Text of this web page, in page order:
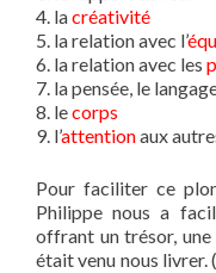
4. lacréativité
5. la relation avec l’
6. la relation avec les
7. la pensée, le
8. lecorps
9. l’attentionaux
Pour faciliter ce
Philippe nous a
offrant un trésor, une
était venu nous livrer. (